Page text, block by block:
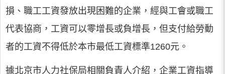
損、職工工資發放出現困難的企業，經與工會或職工
代表協商，工資可以零增長或負增長，但支付給勞動
者的工資不得低於本市最低工資標準1260元。
據北京市人力社保局相關負責人介紹，企業工資指導